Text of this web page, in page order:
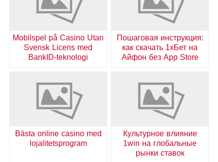
Пошаговая инструкция:
как скачать 1хБет на
Айфон без App Store
Mobilspel på Casino Utan
Svensk Licens med
BankID-teknologi
Культурное влияние
1win на глобальные
рынки ставок
Bästa online casino med
lojalitetsprogram